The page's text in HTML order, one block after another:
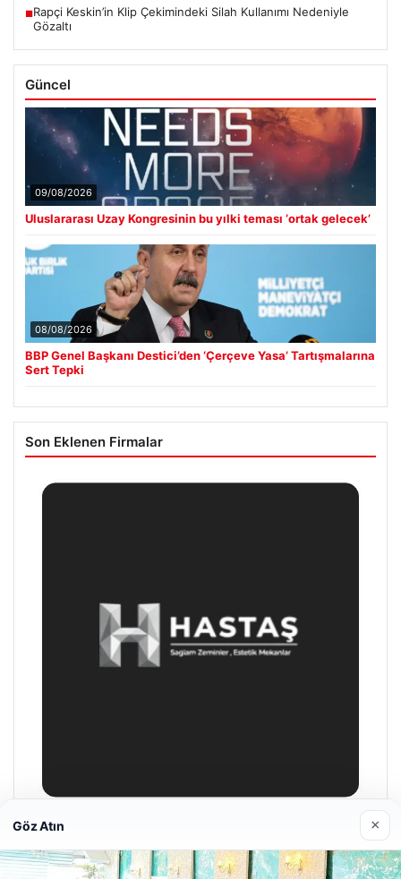
■Rapçi Keskin’in Klip Çekimindeki Silah Kullanımı Nedeniyle
Gözaltı
Güncel
09/08/2026
Uluslararası Uzay Kongresinin bu yılki teması ‘ortak gelecek’
08/08/2026
BBP Genel Başkanı Destici’den ‘Çerçeve Yasa’ Tartışmalarına
Sert Tepki
Son Eklenen Firmalar
Enes Kaplan Avukatlık Bürosu
28/04/2026
Göz Atın ×